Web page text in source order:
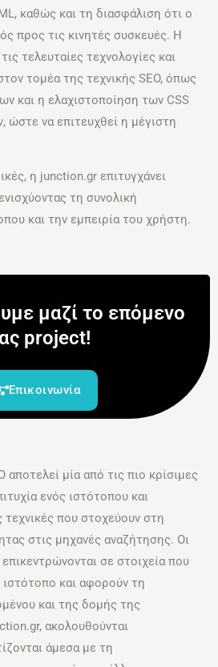
καθώς και τη διασφάλιση ότι ο
προς τις κινητές συσκευές. Η
τελευταίες τεχνολογίες και
τομέα της τεχνικής SEO, όπως
και η ελαχιστοποίηση των CSS
ώστε να επιτευχθεί η μέγιστη
η junction.gr επιτυγχάνει
τη συνολική
και την εμπειρία του χρήστη.
μαζί το επόμενο
project!
Επικοινωνία
αποτελεί μία από τις πιο κρίσιμες
ενός ιστότοπου και
που στοχεύουν στη
στις μηχανές αναζήτησης. Οι
επικεντρώνονται σε στοιχεία που
και αφορούν τη
και της δομής της
ακολουθούνται
άμεσα με τη